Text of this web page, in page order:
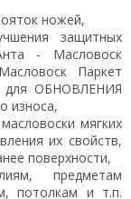
ножей,
защитных
- Масловоск
Паркет
для ОБНОВЛЕНИЯ
износа,
мягких
их свойств,
поверхности,
предметам
потолкам и т.п.